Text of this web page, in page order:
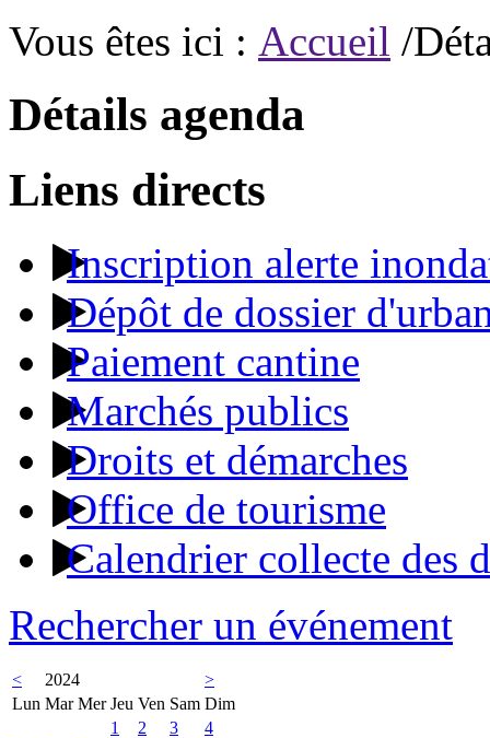
Vous êtes ici : Accueil /
Détails agenda
Liens directs
Inscription alerte
Dépôt de dossier
Paiement cantine
Marchés publics
Droits et démarches
Office de tourisme
Calendrier collecte des
Rechercher un événement
< 2024
>
Lun Mar Mer Jeu Ven Sam Dim
1
2 3
4